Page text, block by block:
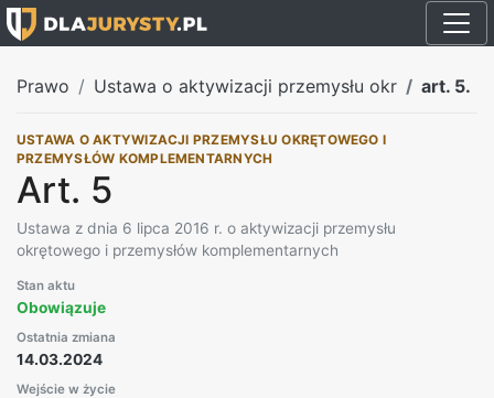
Prawo Ustawa o aktywizacji przemysłu okr art. 5.
USTAWA O AKTYWIZACJI PRZEMYSŁU OKRĘTOWEGO I
PRZEMYSŁÓW KOMPLEMENTARNYCH
Art. 5
Ustawa z dnia 6 lipca 2016 r. o aktywizacji przemysłu
okrętowego i przemysłów komplementarnych
Stan aktu
Obowiązuje
Ostatnia zmiana
14.03.2024
Wejście w życie